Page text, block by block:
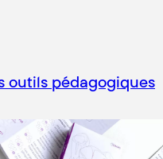
outils pédagogiques